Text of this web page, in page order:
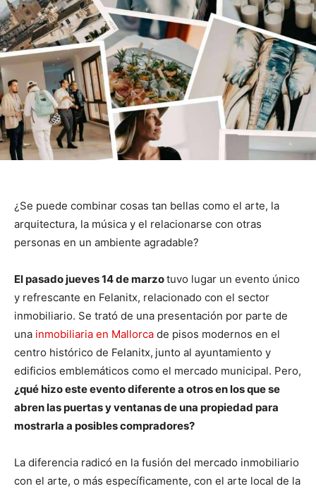
¿Se puede combinar cosas tan bellas como el arte, la
arquitectura, la música y el relacionarse con otras
personas en un ambiente agradable?
El pasado jueves 14 de marzotuvo lugar un evento único
y refrescante en Felanitx, relacionado con el sector
inmobiliario. Se trató de una presentación por parte de
una inmobiliaria en Mallorca de pisos modernos en el
centro histórico de Felanitx, junto al ayuntamiento y
edificios emblemáticos como el mercado municipal. Pero,
¿qué hizo este evento diferente a otros en los que se
abren las puertas y ventanas de una propiedad para
mostrarla a posibles compradores?
La diferencia radicó en la fusión del mercado inmobiliario
con el arte, o más específicamente, con el arte local de la